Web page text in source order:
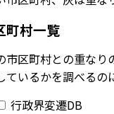
町村一覧
区町村との重な
いるかを調べるの
行政界変遷DB